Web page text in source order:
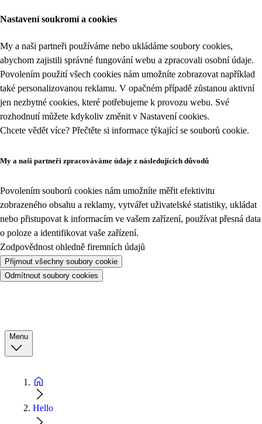
Nastavení soukromí a cookies
My a naši partneři používáme nebo ukládáme soubory cookies,
abychom zajistili správné fungování webu a zpracovali osobní údaje.
Povolením použití všech cookies nám umožníte zobrazovat například
také personalizovanou reklamu. V opačném případě zůstanou aktivní
jen nezbytné cookies, které potřebujeme k provozu webu. Své
rozhodnutí můžete kdykoliv změnit v Nastavení cookies.
Chcete vědět více? Přečtěte si informace týkající se souborů cookie.
My a naši partneři zpracováváme údaje z následujících důvodů
Povolením souborů cookies nám umožníte měřit efektivitu
zobrazeného obsahu a reklamy, vytvářet uživatelské statistiky, ukládat
nebo přistupovat k informacím ve vašem zařízení, používat přesná data
o poloze a identifikovat vaše zařízení.
Zodpovědnost ohledně firemních údajů
Přijmout všechny soubory cookie
Odmítnout soubory cookies
Menu
Hello